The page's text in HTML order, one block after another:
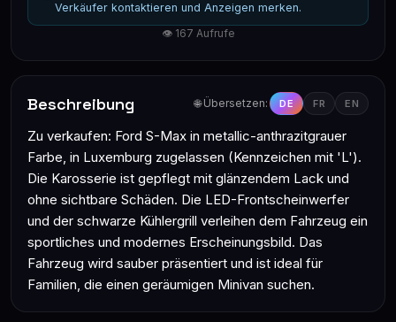
Verkäufer kontaktieren und Anzeigen merken.
👁 167 Aufrufe
Beschreibung 🌐 Übersetzen: DE FR EN
Zu verkaufen: Ford S-Max in metallic-anthrazitgrauer
Farbe, in Luxemburg zugelassen (Kennzeichen mit 'L').
Die Karosserie ist gepflegt mit glänzendem Lack und
ohne sichtbare Schäden. Die LED-Frontscheinwerfer
und der schwarze Kühlergrill verleihen dem Fahrzeug ein
sportliches und modernes Erscheinungsbild. Das
Fahrzeug wird sauber präsentiert und ist ideal für
Familien, die einen geräumigen Minivan suchen.